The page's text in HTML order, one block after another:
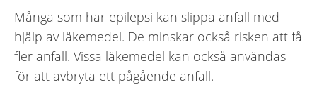
Många som har epilepsi kan slippa anfall med
hjälp av läkemedel. De minskar också risken att få
fler anfall. Vissa läkemedel kan också användas
för att avbryta ett pågående anfall.